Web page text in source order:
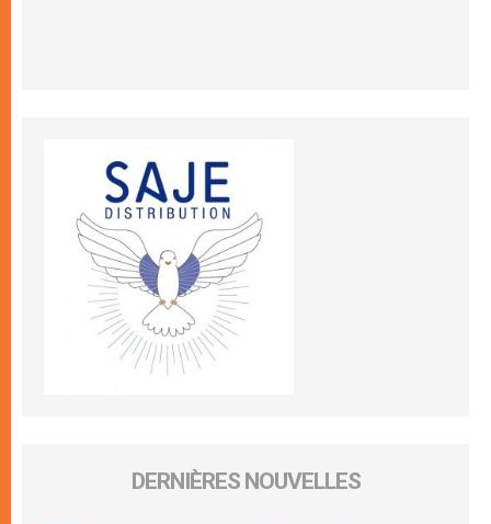
DERNIÈRES NOUVELLES